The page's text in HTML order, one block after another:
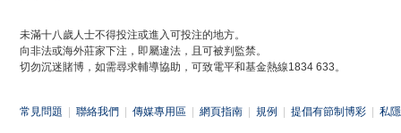
未滿十八歲人士不得投注或進入可投注的地方。
向非法或海外莊家下注，即屬違法，且可被判監禁。
切勿沉迷賭博，如需尋求輔導協助，可致電平和基金熱線1834 633。
常見問題 聯絡我們 傳媒專用區 網頁指南 規例 提倡有節制博彩 私